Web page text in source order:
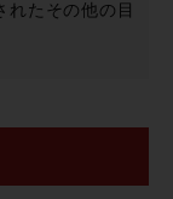
れたその他の目